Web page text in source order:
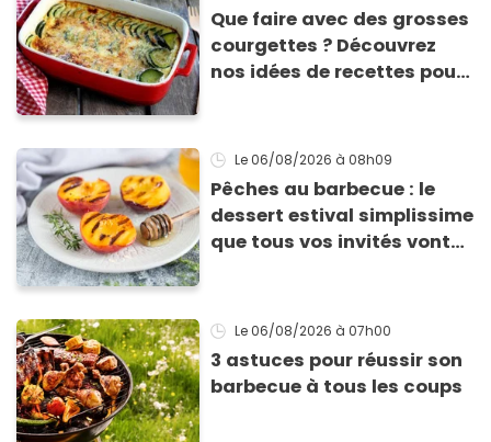
Que faire avec des grosses
courgettes ? Découvrez
nos idées de recettes pour
Le 06/08/2026 à 08h09
Pêches au barbecue : le
dessert estival simplissime
que tous vos invités vont
Le 06/08/2026 à 07h00
3 astuces pour réussir son
barbecue à tous les coups